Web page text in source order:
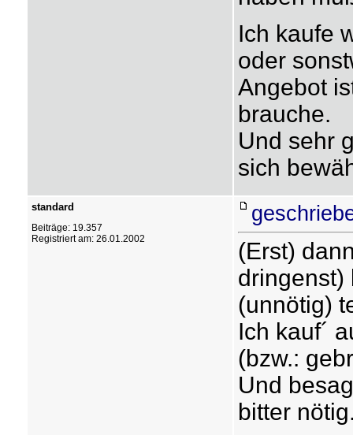
Ich kaufe
oder
Angebot
brauche.
Und sehr
sich
standard
Beiträge: 19.357
Registriert am: 26.01.2002
(Erst)
dringenst)
(unnötig)
Ich kauf´
(bzw.:
Und
bitter